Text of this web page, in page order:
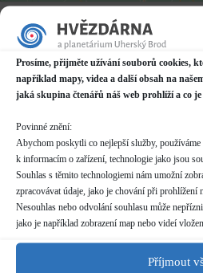
Prosíme, přijměte užívání souborů cookies,
například mapy, videa a další obsah na
jaká skupina čtenářů náš web prohlíží a co
Povinné znění:
Abychom poskytli co nejlepší služby,
k informacím o zařízení, technologie jako jsou
Souhlas s těmito technologiemi nám umožní
zpracovávat údaje, jako je chování při prohlížení
Nesouhlas nebo odvolání souhlasu může
jako je například zobrazení map nebo videí
Příjmout
Datum / čas
30.04.2025
21:00 - 23:00*
Místo konání
Hvězdárna
Další informace o dostupnosti a
Kategorie
Pravidelné akce
Rezervace
nelze rezervovat